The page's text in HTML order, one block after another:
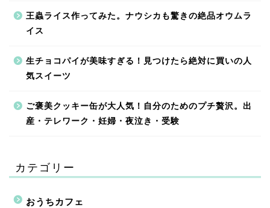
王蟲ライス作ってみた。ナウシカも驚きの絶品オウムラ
イス
生チョコパイが美味すぎる！見つけたら絶対に買いの人
気スイーツ
ご褒美クッキー缶が大人気！自分のためのプチ贅沢。出
産・テレワーク・妊婦・夜泣き・受験
カテゴリー
おうちカフェ